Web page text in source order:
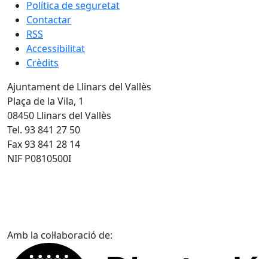
Política de seguretat
Contactar
RSS
Accessibilitat
Crèdits
Ajuntament de Llinars del Vallès
Plaça de la Vila, 1
08450 Llinars del Vallès
Tel. 93 841 27 50
Fax 93 841 28 14
NIF P0810500I
Amb la col·laboració de: